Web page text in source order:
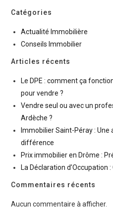
Catégories
Actualité Immobilière
Conseils Immobilier
Articles récents
Le DPE : comment ça
pour vendre ?
Vendre seul ou avec un
Ardèche ?
Immobilier Saint-Péray :
différence
Prix immobilier en Drôme :
La Déclaration d’Occupation
Commentaires récents
Aucun commentaire à afficher.